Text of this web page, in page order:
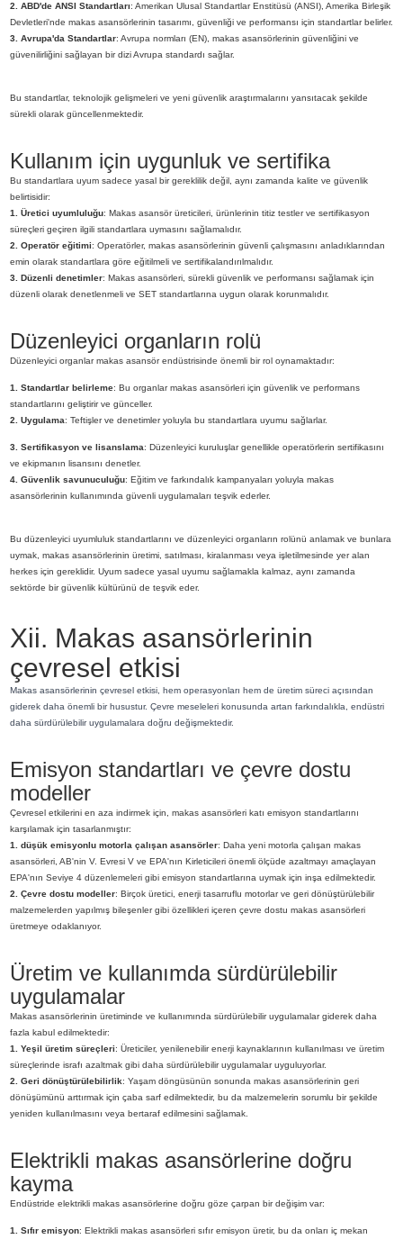
2. ABD'de ANSI Standartları: Amerikan Ulusal Standartlar Enstitüsü (ANSI), Amerika Birleşik
Devletleri'nde makas asansörlerinin tasarımı, güvenliği ve performansı için standartlar belirler.
3. Avrupa'da Standartlar: Avrupa normları (EN), makas asansörlerinin güvenliğini ve
güvenilirliğini sağlayan bir dizi Avrupa standardı sağlar.
Bu standartlar, teknolojik gelişmeleri ve yeni güvenlik araştırmalarını yansıtacak şekilde
sürekli olarak güncellenmektedir.
Kullanım için uygunluk ve sertifika
Bu standartlara uyum sadece yasal bir gereklilik değil, aynı zamanda kalite ve güvenlik
belirtisidir:
1. Üretici uyumluluğu: Makas asansör üreticileri, ürünlerinin titiz testler ve sertifikasyon
süreçleri geçiren ilgili standartlara uymasını sağlamalıdır.
2. Operatör eğitimi: Operatörler, makas asansörlerinin güvenli çalışmasını anladıklarından
emin olarak standartlara göre eğitilmeli ve sertifikalandırılmalıdır.
3. Düzenli denetimler: Makas asansörleri, sürekli güvenlik ve performansı sağlamak için
düzenli olarak denetlenmeli ve SET standartlarına uygun olarak korunmalıdır.
Düzenleyici organların rolü
Düzenleyici organlar makas asansör endüstrisinde önemli bir rol oynamaktadır:
1. Standartlar belirleme: Bu organlar makas asansörleri için güvenlik ve performans
standartlarını geliştirir ve günceller.
2. Uygulama: Teftişler ve denetimler yoluyla bu standartlara uyumu sağlarlar.
3. Sertifikasyon ve lisanslama: Düzenleyici kuruluşlar genellikle operatörlerin sertifikasını
ve ekipmanın lisansını denetler.
4. Güvenlik savunuculuğu: Eğitim ve farkındalık kampanyaları yoluyla makas
asansörlerinin kullanımında güvenli uygulamaları teşvik ederler.
Bu düzenleyici uyumluluk standartlarını ve düzenleyici organların rolünü anlamak ve bunlara
uymak, makas asansörlerinin üretimi, satılması, kiralanması veya işletilmesinde yer alan
herkes için gereklidir. Uyum sadece yasal uyumu sağlamakla kalmaz, aynı zamanda
sektörde bir güvenlik kültürünü de teşvik eder.
Xii. Makas asansörlerinin
çevresel etkisi
Makas asansörlerinin çevresel etkisi, hem operasyonları hem de üretim süreci açısından
giderek daha önemli bir husustur. Çevre meseleleri konusunda artan farkındalıkla, endüstri
daha sürdürülebilir uygulamalara doğru değişmektedir.
Emisyon standartları ve çevre dostu
modeller
Çevresel etkilerini en aza indirmek için, makas asansörleri katı emisyon standartlarını
karşılamak için tasarlanmıştır:
1. düşük emisyonlu motorla çalışan asansörler: Daha yeni motorla çalışan makas
asansörleri, AB'nin V. Evresi V ve EPA'nın Kirleticileri önemli ölçüde azaltmayı amaçlayan
EPA'nın Seviye 4 düzenlemeleri gibi emisyon standartlarına uymak için inşa edilmektedir.
2. Çevre dostu modeller: Birçok üretici, enerji tasarruflu motorlar ve geri dönüştürülebilir
malzemelerden yapılmış bileşenler gibi özellikleri içeren çevre dostu makas asansörleri
üretmeye odaklanıyor.
Üretim ve kullanımda sürdürülebilir
uygulamalar
Makas asansörlerinin üretiminde ve kullanımında sürdürülebilir uygulamalar giderek daha
fazla kabul edilmektedir:
1. Yeşil üretim süreçleri: Üreticiler, yenilenebilir enerji kaynaklarının kullanılması ve üretim
süreçlerinde israfı azaltmak gibi daha sürdürülebilir uygulamalar uyguluyorlar.
2. Geri dönüştürülebilirlik: Yaşam döngüsünün sonunda makas asansörlerinin geri
dönüşümünü arttırmak için çaba sarf edilmektedir, bu da malzemelerin sorumlu bir şekilde
yeniden kullanılmasını veya bertaraf edilmesini sağlamak.
Elektrikli makas asansörlerine doğru
kayma
Endüstride elektrikli makas asansörlerine doğru göze çarpan bir değişim var:
1. Sıfır emisyon: Elektrikli makas asansörleri sıfır emisyon üretir, bu da onları iç mekan